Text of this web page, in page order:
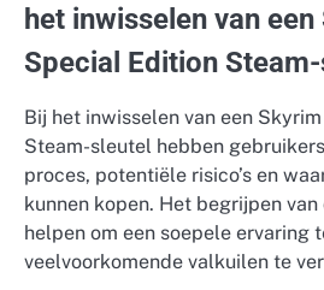
het inwisselen van
Special Edition
Bij het inwisselen van een
Steam-sleutel hebben
proces, potentiële risico’s en
kunnen kopen. Het begrijpen
helpen om een soepele ervaring
veelvoorkomende valkuilen te